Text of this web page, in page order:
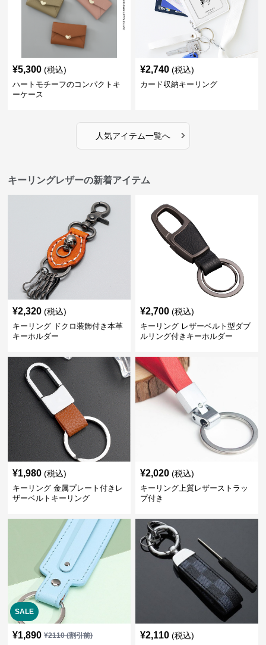
¥5,300 (税込)
ハートモチーフのコンパクトキ
ーケース
¥2,740 (税込)
カード収納キーリング
人気アイテム一覧へ ›
キーリングレザーの新着アイテム
¥2,320 (税込)
キーリング ドクロ装飾付き本革
キーホルダー
¥2,700 (税込)
キーリング レザーベルト型ダブ
ルリング付きキーホルダー
¥1,980 (税込)
キーリング 金属プレート付きレ
ザーベルトキーリング
¥2,020 (税込)
キーリング上質レザーストラッ
プ付き
SALE
¥1,890 ¥2110(割引前) ¥2,110 (税込)